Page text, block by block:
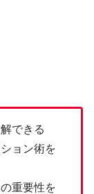
できる
ョン術を
重要性を